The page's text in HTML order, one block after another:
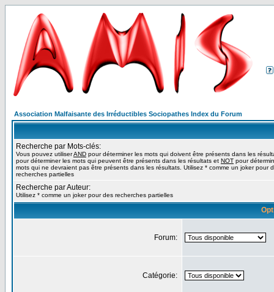
Association Malfaisante des Irréductibles Sociopathes Index du Forum
Recherche par Mots-clés:
Vous pouvez utiliserAND pour déterminer les mots qui doivent être présents dans les
pour déterminer les mots qui peuvent être présents dans les résultats et NOT pour
mots qui ne devraient pas être présents dans les résultats. Utilisez * comme un joker pour
recherches partielles
Recherche par Auteur:
Utilisez * comme un joker pour des recherches partielles
Forum:
Catégorie: